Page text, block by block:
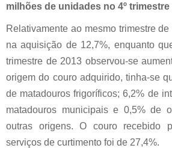
milhões de unidades no 4º trimestre
Relativamente ao mesmo trimestre
na aquisição de 12,7%, enquanto
trimestre de 2013 observou-se
origem do couro adquirido, tinha-se
de matadouros frigoríficos; 6,2% de
matadouros municipais e 0,5% de
outras origens. O couro recebido
serviços de curtimento foi de 27,4%.